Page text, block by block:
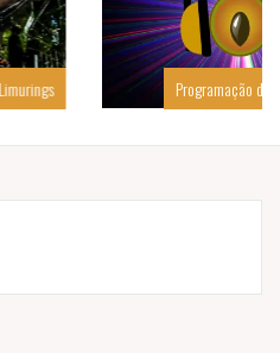
Programação de Férias do Sapoti